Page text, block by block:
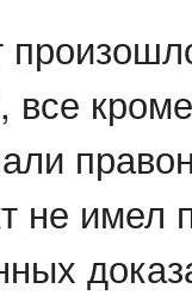
все
не имел